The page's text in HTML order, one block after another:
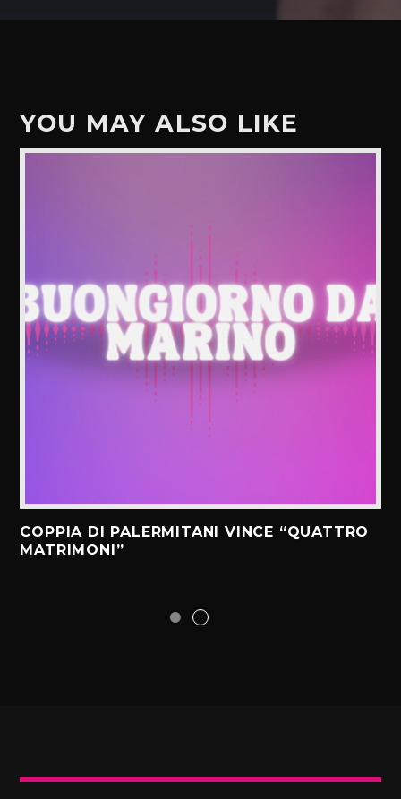
YOU MAY ALSO LIKE
COPPIA DI PALERMITANI VINCE “QUATTRO
MATRIMONI”